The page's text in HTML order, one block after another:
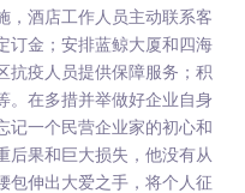
，酒店工作人员主动联系客
订金；安排蓝鲸大厦和四海
抗疫人员提供保障服务；积
。在多措并举做好企业自身
记一个民营企业家的初心和
后果和巨大损失，他没有从
包伸出大爱之手，将个人征